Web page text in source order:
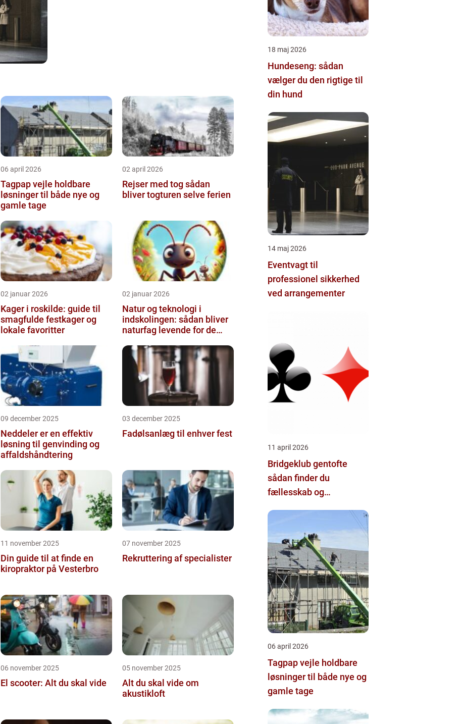
06 april 2026
Tagpap vejle holdbare
løsninger til både nye og
gamle tage
02 april 2026
Rejser med tog sådan
bliver togturen selve ferien
02 januar 2026
Kager i roskilde: guide til
smagfulde festkager og
lokale favoritter
02 januar 2026
Natur og teknologi i
indskolingen: sådan bliver
naturfag levende for de
09 december 2025
Neddeler er en effektiv
løsning til genvinding og
affaldshåndtering
03 december 2025
Fadølsanlæg til enhver fest
11 november 2025
Din guide til at finde en
kiropraktor på Vesterbro
07 november 2025
Rekruttering af specialister
06 november 2025
El scooter: Alt du skal vide
05 november 2025
Alt du skal vide om
akustikloft
18 maj 2026
Hundeseng: sådan
vælger du den rigtige til
din hund
14 maj 2026
Eventvagt til
professionel sikkerhed
ved arrangementer
11 april 2026
Bridgeklub gentofte
sådan finder du
fællesskab og
06 april 2026
Tagpap vejle holdbare
løsninger til både nye og
gamle tage